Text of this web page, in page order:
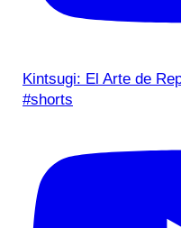
Kintsugi: El Arte de
#shorts